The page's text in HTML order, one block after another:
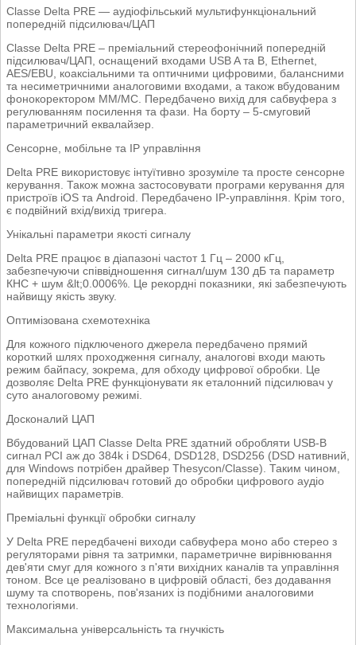
Classe Delta PRE — аудіофільський мультифункціональний
попередній підсилювач/ЦАП
Classe Delta PRE – преміальний стереофонічний попередній
підсилювач/ЦАП, оснащений входами USB A та B, Ethernet,
AES/EBU, коаксіальними та оптичними цифровими, балансними
та несиметричними аналоговими входами, а також вбудованим
фонокоректором MM/MC. Передбачено вихід для сабвуфера з
регулюванням посилення та фази. На борту – 5-смуговий
параметричний еквалайзер.
Сенсорне, мобільне та IP управління
Delta PRE використовує інтуїтивно зрозуміле та просте сенсорне
керування. Також можна застосовувати програми керування для
пристроїв iOS та Android. Передбачено IP-управління. Крім того,
є подвійний вхід/вихід тригера.
Унікальні параметри якості сигналу
Delta PRE працює в діапазоні частот 1 Гц – 2000 кГц,
забезпечуючи співвідношення сигнал/шум 130 дБ та параметр
КНС + шум &lt;0.0006%. Це рекордні показники, які забезпечують
найвищу якість звуку.
Оптимізована схемотехніка
Для кожного підключеного джерела передбачено прямий
короткий шлях проходження сигналу, аналогові входи мають
режим байпасу, зокрема, для обходу цифрової обробки. Це
дозволяє Delta PRE функціонувати як еталонний підсилювач у
суто аналоговому режимі.
Досконалий ЦАП
Вбудований ЦАП Classe Delta PRE здатний обробляти USB-B
сигнал PCI аж до 384k і DSD64, DSD128, DSD256 (DSD нативний,
для Windows потрібен драйвер Thesycon/Classe). Таким чином,
попередній підсилювач готовий до обробки цифрового аудіо
найвищих параметрів.
Преміальні функції обробки сигналу
У Delta PRE передбачені виходи сабвуфера моно або стерео з
регуляторами рівня та затримки, параметричне вирівнювання
дев'яти смуг для кожного з п'яти вихідних каналів та управління
тоном. Все це реалізовано в цифровій області, без додавання
шуму та спотворень, пов'язаних із подібними аналоговими
технологіями.
Максимальна універсальність та гнучкість